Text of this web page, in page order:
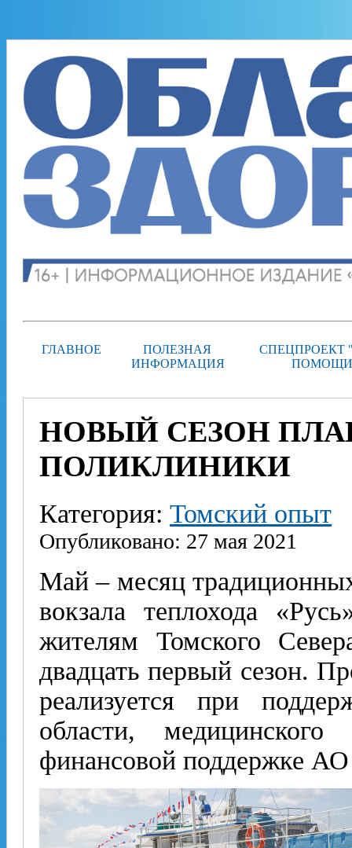
ГЛАВНОЕ
ПОЛЕЗНАЯ
ИНФОРМАЦИЯ
СПЕЦПРОЕКТ
НОВЫЙ СЕЗОН
ПОЛИКЛИНИКИ
Категория: Томский опыт
Опубликовано: 27 мая 2021
Май – месяц
вокзала теплохода
жителям Томского
двадцать первый сезон.
реализуется при
области,
финансовой поддержке